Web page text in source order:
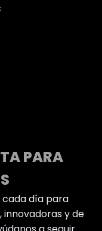
PARA
cada día para
y de